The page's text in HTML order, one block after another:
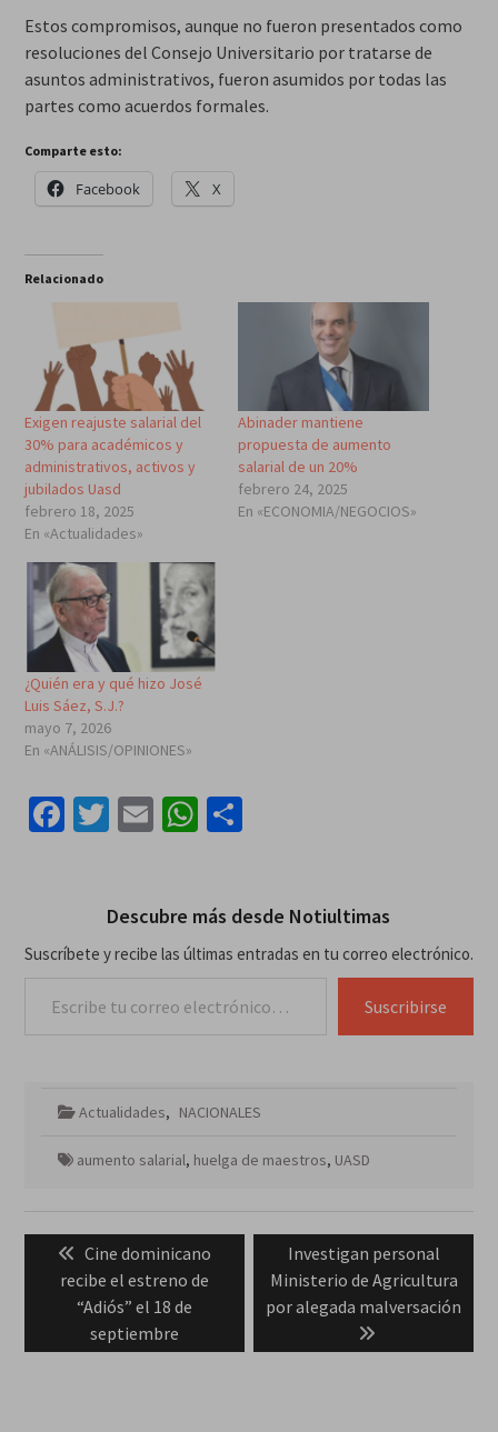
Estos compromisos, aunque no fueron presentados como
resoluciones del Consejo Universitario por tratarse de
asuntos administrativos, fueron asumidos por todas las
partes como acuerdos formales.
Comparte esto:
Facebook X
Relacionado
Exigen reajuste salarial del
30% para académicos y
administrativos, activos y
jubilados Uasd
febrero 18, 2025
En «Actualidades»
Abinader mantiene
propuesta de aumento
salarial de un 20%
febrero 24, 2025
En «ECONOMIA/NEGOCIOS»
¿Quién era y qué hizo José
Luis Sáez, S.J.?
mayo 7, 2026
En «ANÁLISIS/OPINIONES»
Facebook
Twitter
EmailWhatsApp
Compartir
Descubre más desde Notiultimas
Suscríbete y recibe las últimas entradas en tu correo electrónico.
Suscribirse
Actualidades, NACIONALES
aumento salarial, huelga de maestros, UASD
entradas
Previous
post:
Cine dominicano
recibe el estreno de
“Adiós” el 18 de
septiembre
Next
post:
Investigan personal
Ministerio de Agricultura
por alegada malversación